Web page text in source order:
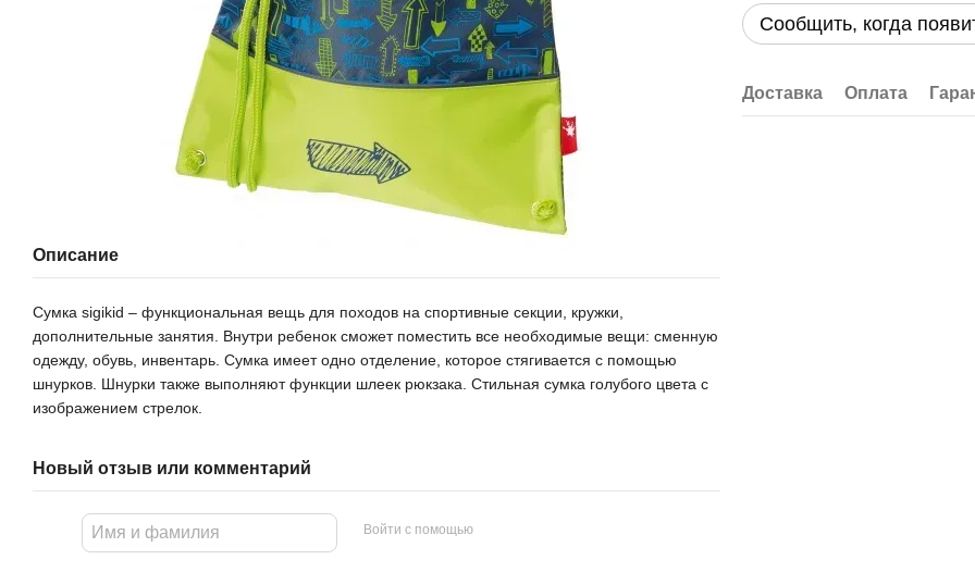
Описание
Сумка sigikid – функциональная вещь для походов на спортивные секции, кружки,
дополнительные занятия. Внутри ребенок сможет поместить все необходимые вещи: сменную
одежду, обувь, инвентарь. Сумка имеет одно отделение, которое стягивается с помощью
шнурков. Шнурки также выполняют функции шлеек рюкзака. Стильная сумка голубого цвета с
изображением стрелок.
Новый отзыв или комментарий
Войти с помощью
Сообщить, когда
Доставка Оплата